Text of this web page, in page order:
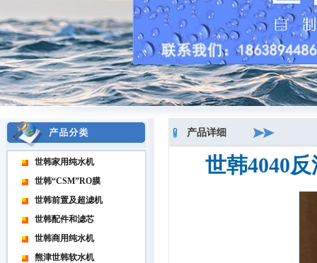
世韩家用纯水机
世韩“CSM”RO膜
世韩前置及超滤机
世韩配件和滤芯
世韩商用纯水机
熊津世韩软水机
产品详细
世韩4040